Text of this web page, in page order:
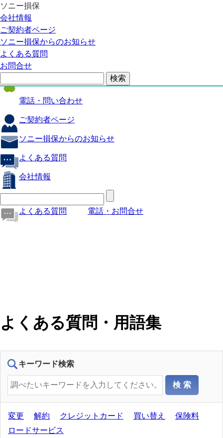
ソニー損保
会社情報
ご契約者ページ
ソニー損保からのお知らせ
よくある質問
お問合せ
自動車保険
医療保険
火災保険
海外旅行保険
電話・問い合わせ
ご契約者ページ
ソニー損保からのお知らせ
よくある質問
会社情報
よくある質問 電話・お問合せ
よくある質問・用語集
キーワード検索
変更 解約 クレジットカード 買い替え
保険料
ロードサービス